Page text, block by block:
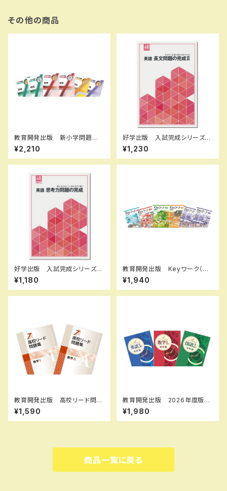
その他の商品
教育開発出版 新小学問題
集 中学入試編 国語 Ⅰ，
Ⅱ，Ⅲ 2026年度版 各学年
（選択ください） 問題集本体と
ト ISBN なし
¥2,210
好学出版 入試完成シリーズ
英語 長文問題の完成 II 2026
年度版 新品完全セット ISB
N：B0D3B8R5K8 ISBN-10：
¥1,230
好学出版 入試完成シリーズ
英語 思考力問題の完成 202
6年度版 新品完全セット ISB
N：B0D3B828ZQ ISBN-1
¥1,180
教育開発出版 Keyワーク（キ
ーワーク） 数学 中1～3（ご
選択ください） 2026年度版
新品完全セット
¥1,940
教育開発出版 高校リード問題
集 数学 I , A 2026年度版
各科目（選択ください） 新品完
全セット
¥1,590
教育開発出版 2026年度版
新中学問題集 国語 中1～3
発展編 各学年（選択くださ
い） 新品完全セット
¥1,980
商品一覧に戻る